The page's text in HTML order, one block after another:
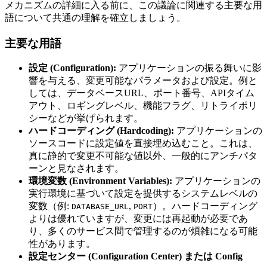
メカニズムの詳細に入る前に、この議論に関連する主要な用
語について共通の理解を確立しましょう。
主要な用語
設定 (Configuration): アプリケーションの振る舞いに影
響を与える、変更可能なパラメータおよび設定。例と
しては、データベースURL、ポート番号、APIタイム
アウト、ロギングレベル、機能フラグ、リトライポリ
シーなどが挙げられます。
ハードコーディング (Hardcoding): アプリケーションの
ソースコードに設定値を直接埋め込むこと。これは、
真に静的で変更不可能な値以外、一般的にアンチパタ
ーンと見なされます。
環境変数 (Environment Variables): アプリケーションの
実行環境に基づいて設定を提供するシステムレベルの
変数（例: DATABASE_URL, PORT）。ハードコーディング
よりは優れていますが、変更には再起動が必要であ
り、多くのサービス間で管理するのが煩雑になる可能
性があります。
設定センター (Configuration Center) または Config